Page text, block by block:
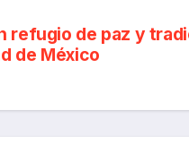
refugio de paz y
de México